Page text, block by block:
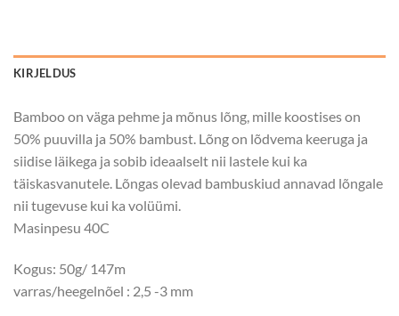
KIRJELDUS
Bamboo on väga pehme ja mõnus lõng, mille koostises on
50% puuvilla ja 50% bambust. Lõng on lõdvema keeruga ja
siidise läikega ja sobib ideaalselt nii lastele kui ka
täiskasvanutele. Lõngas olevad bambuskiud annavad lõngale
nii tugevuse kui ka volüümi.
Masinpesu 40C
Kogus: 50g/ 147m
varras/heegelnõel : 2,5 -3 mm